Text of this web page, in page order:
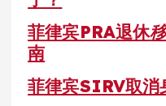
菲律宾PRA退休
南
菲律宾SIRV取消